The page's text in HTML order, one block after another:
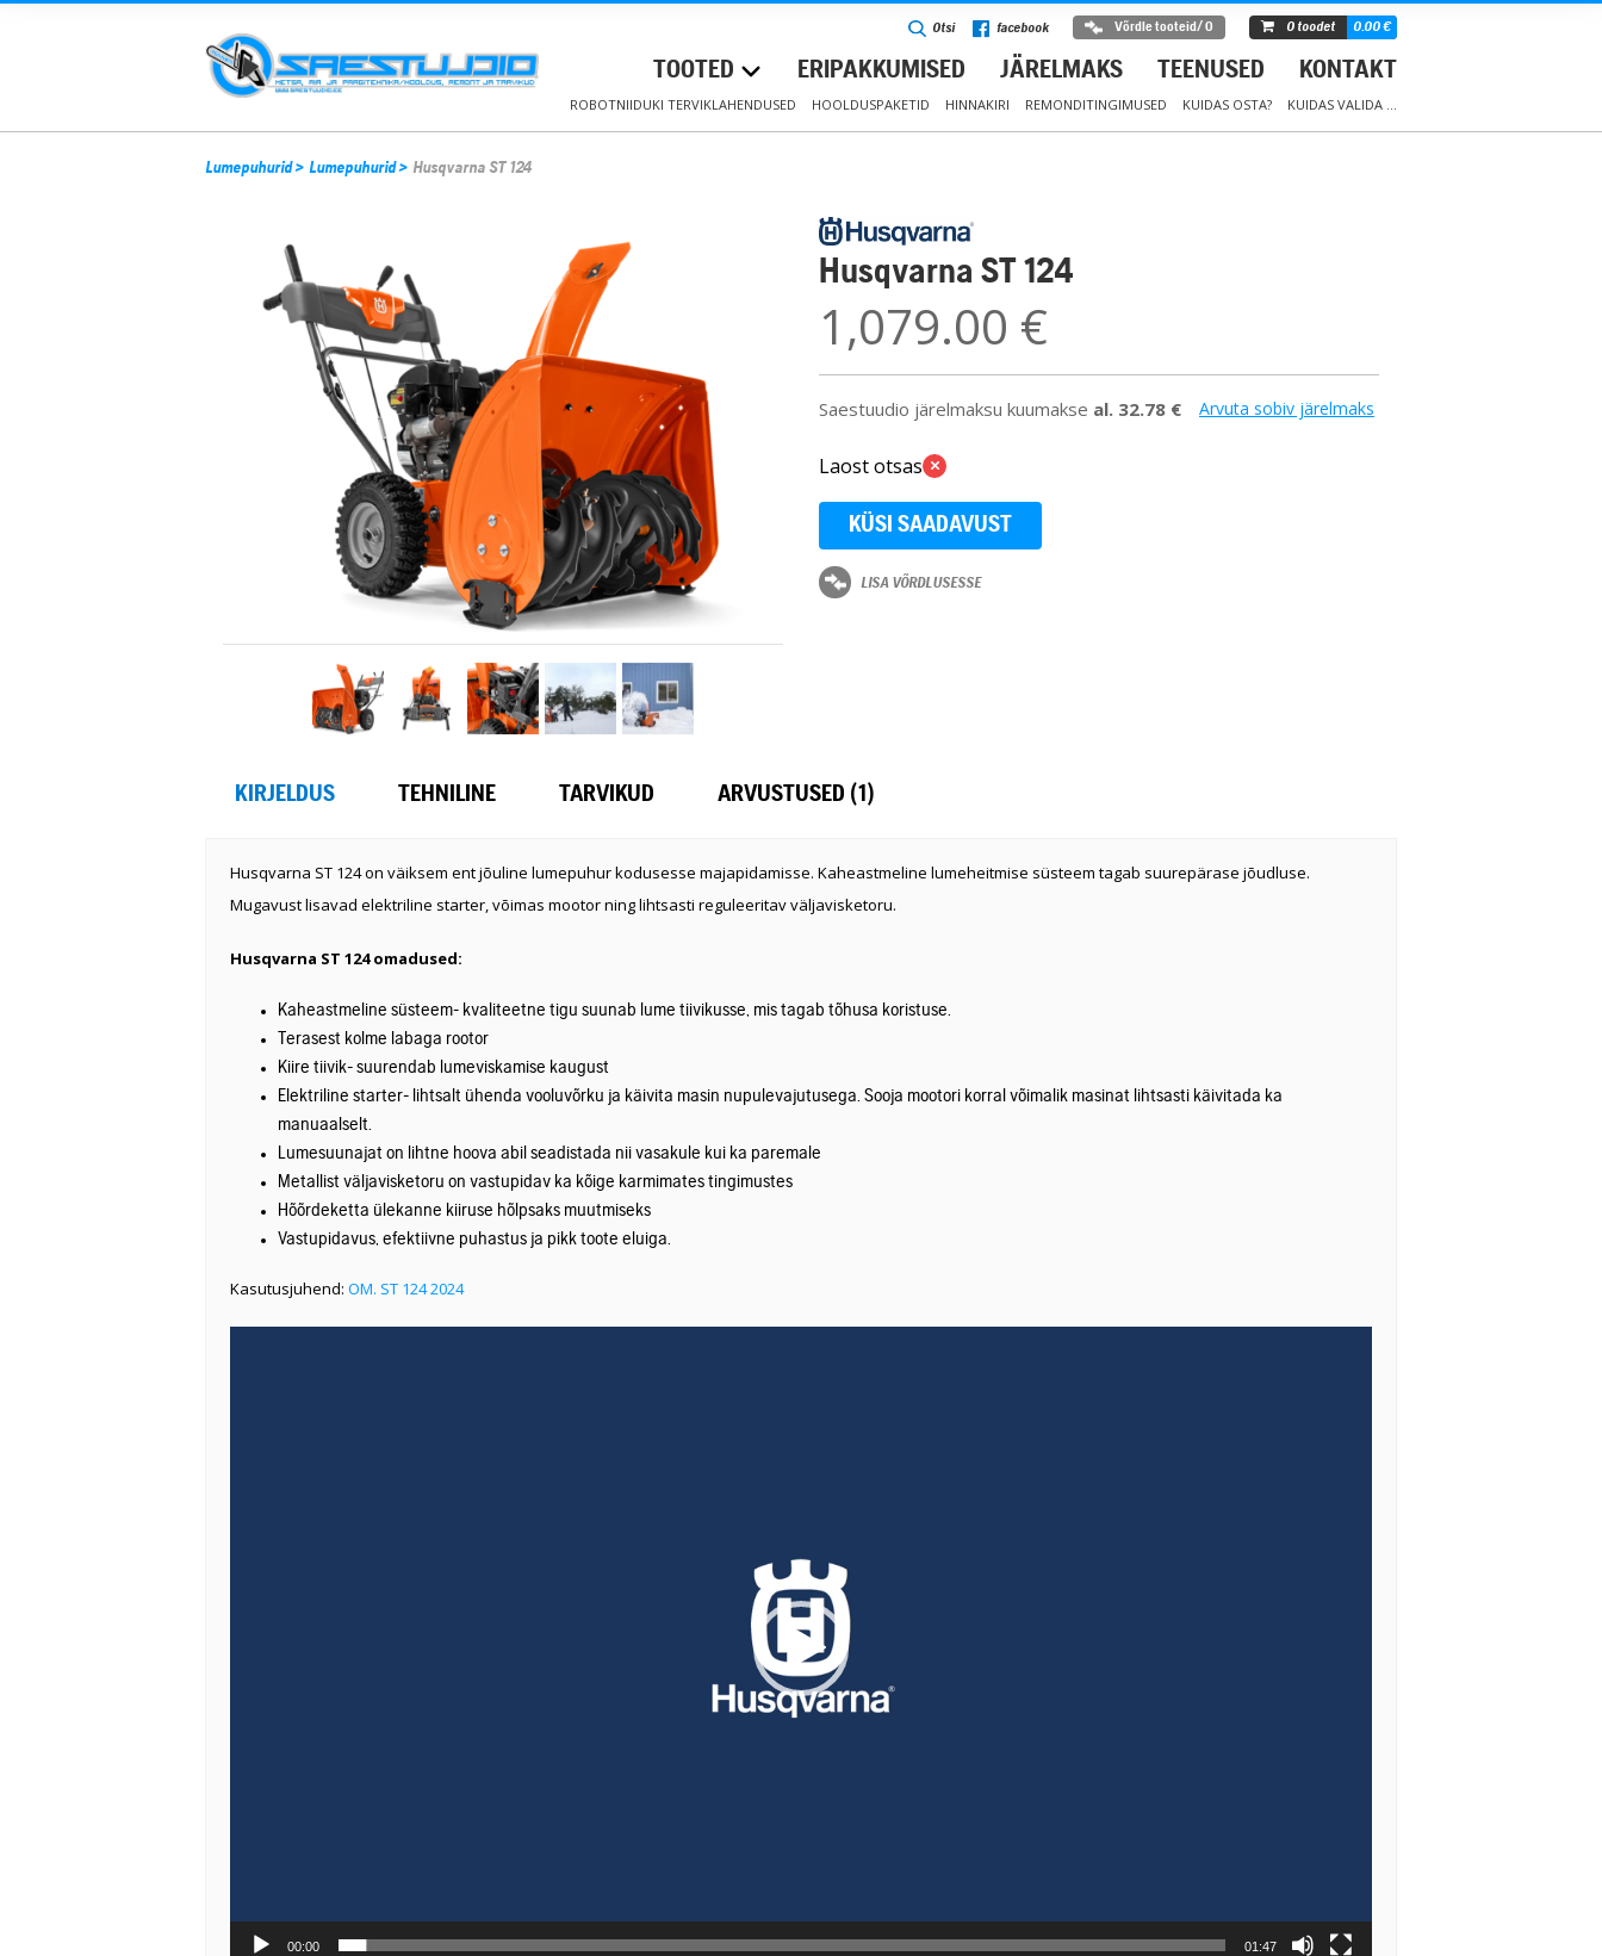
Otsi facebook Võrdle tooteid / 0 0 toodet 0.00 €
TOOTED ERIPAKKUMISED JÄRELMAKS TEENUSED KONTAKT
ROBOTNIIDUKI TERVIKLAHENDUSED HOOLDUSPAKETID HINNAKIRI REMONDITINGIMUSED KUIDAS OSTA? KUIDAS VALIDA …
Lumepuhurid> Lumepuhurid> Husqvarna ST 124
Husqvarna ST 124
1,079.00 €
Saestuudio järelmaksu kuumakse al. 32.78 € Arvuta sobiv järelmaks
Laost otsas
KÜSI SAADAVUST
LISA VÕRDLUSESSE
KIRJELDUS TEHNILINE TARVIKUD ARVUSTUSED (1)
Husqvarna ST 124 on väiksem ent jõuline lumepuhur kodusesse majapidamisse. Kaheastmeline lumeheitmise süsteem tagab suurepärase jõudluse.
Mugavust lisavad elektriline starter, võimas mootor ning lihtsasti reguleeritav väljavisketoru.
Husqvarna ST 124 omadused:
Kaheastmeline süsteem- kvaliteetne tigu suunab lume tiivikusse, mis tagab tõhusa koristuse.
Terasest kolme labaga rootor
Kiire tiivik- suurendab lumeviskamise kaugust
Elektriline starter- lihtsalt ühenda vooluvõrku ja käivita masin nupulevajutusega. Sooja mootori korral võimalik masinat lihtsasti käivitada ka
manuaalselt.
Lumesuunajat on lihtne hoova abil seadistada nii vasakule kui ka paremale
Metallist väljavisketoru on vastupidav ka kõige karmimates tingimustes
Hõõrdeketta ülekanne kiiruse hõlpsaks muutmiseks
Vastupidavus, efektiivne puhastus ja pikk toote eluiga.
Kasutusjuhend: OM. ST 124 2024
00:00 01:47